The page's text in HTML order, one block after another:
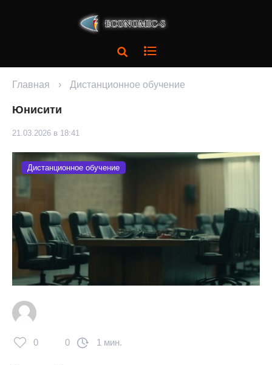
Главная › Дистанционное обучение
Юнисити
21.03.2026 в 18:41
Дистанционное обучение
0 0 1 мин.